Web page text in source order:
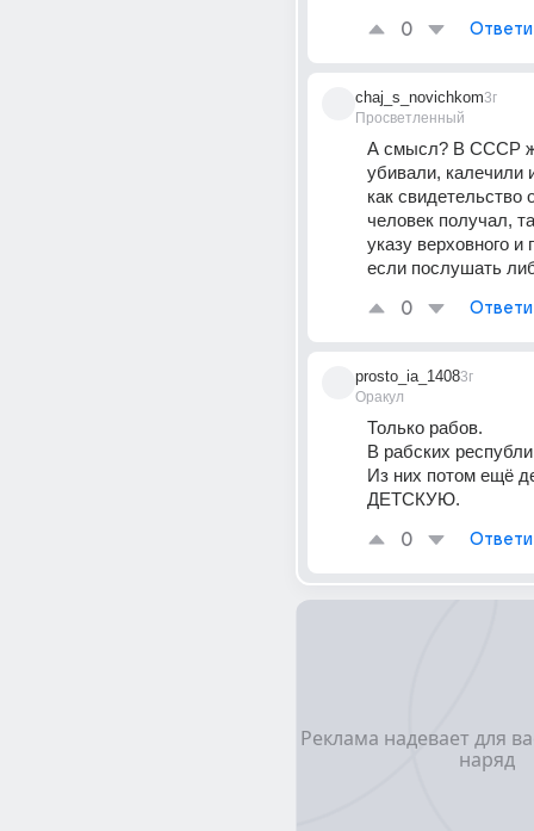
0
chaj_s_novichkom
Просветленный
3г
А смысл? В СССР
убивали, калечили
как свидетельство
человек получал,
указу верховного и
если послушать
0
prosto_ia_1408
Оракул
3г
Только рабов.
В рабских
Из них потом ещё
ДЕТСКУЮ.
0